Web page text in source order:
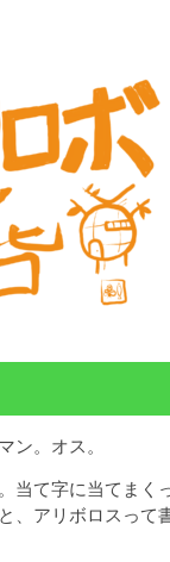
ン。オス。
当て字に当てまく
、アリボロスって